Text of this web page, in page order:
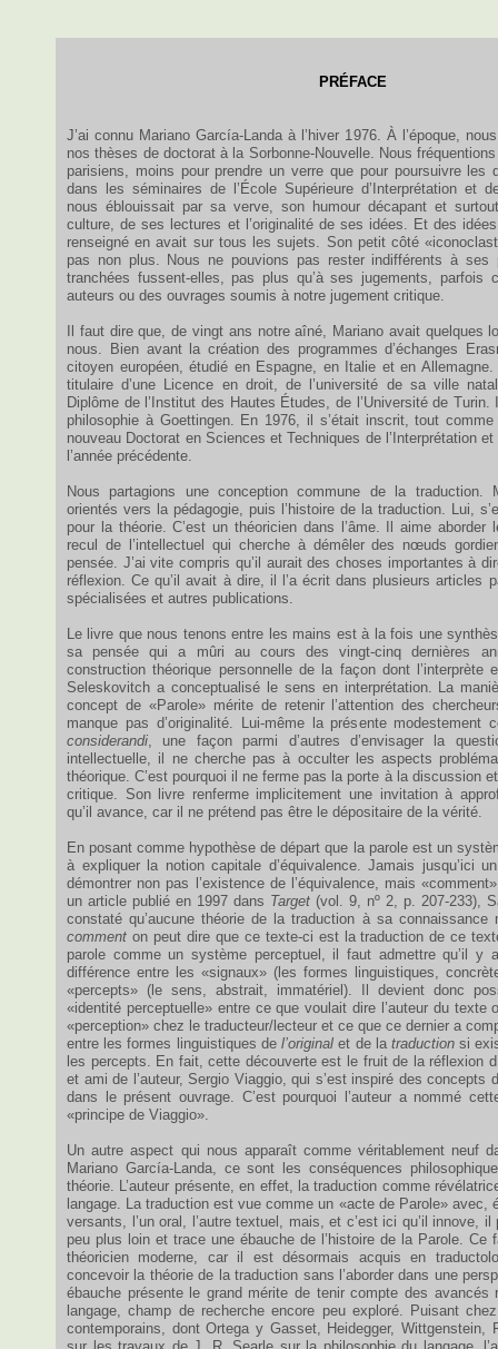
PRÉFACE
J’ai connu Mariano García-Landa à l’hiver 1976. À l’époque,
nos thèses de doctorat à la Sorbonne-Nouvelle. Nous
parisiens, moins pour prendre un verre que pour poursuivre les
dans les séminaires de l’École Supérieure d’Interprétation et
nous éblouissait par sa verve, son humour décapant et
culture, de ses lectures et l’originalité de ses idées. Et des
renseigné en avait sur tous les sujets. Son petit côté
pas non plus. Nous ne pouvions pas rester indifférents à ses
tranchées fussent-elles, pas plus qu’à ses jugements, parfois
auteurs ou des ouvrages soumis à notre jugement critique.
Il faut dire que, de vingt ans notre aîné, Mariano avait quelques
nous. Bien avant la création des programmes d’échanges
citoyen européen, étudié en Espagne, en Italie et en
titulaire d’une Licence en droit, de l’université de sa ville
Diplôme de l’Institut des Hautes Études, de l’Université de
philosophie à Goettingen. En 1976, il s’était inscrit, tout
nouveau Doctorat en Sciences et Techniques de l’Interprétation
l’année précédente.
Nous partagions une conception commune de la traduction.
orientés vers la pédagogie, puis l’histoire de la traduction. Lui,
pour la théorie. C’est un théoricien dans l’âme. Il aime aborder
recul de l’intellectuel qui cherche à démêler des nœuds
pensée. J’ai vite compris qu’il aurait des choses importantes à
réflexion. Ce qu’il avait à dire, il l’a écrit dans plusieurs articles
spécialisées et autres publications.
Le livre que nous tenons entre les mains est à la fois une
sa pensée qui a mûri au cours des vingt-cinq dernières
construction théorique personnelle de la façon dont l’interprète
Seleskovitch a conceptualisé le sens en interprétation. La
concept de «Parole» mérite de retenir l’attention des
manque pas d’originalité. Lui-même la présente modestement
considerandi, une façon parmi d’autres d’envisager la
intellectuelle, il ne cherche pas à occulter les aspects
théorique. C’est pourquoi il ne ferme pas la porte à la discussion
critique. Son livre renferme implicitement une invitation à
qu’il avance, car il ne prétend pas être le dépositaire de la vérité.
En posant comme hypothèse de départ que la parole est un
à expliquer la notion capitale d’équivalence. Jamais jusqu’ici
démontrer non pas l’existence de l’équivalence, mais
un article publié en 1997 dans Target (vol. 9, nº 2, p. 207-233),
constaté qu’aucune théorie de la traduction à sa connaissance
comment on peut dire que ce texte-ci est la traduction de ce
parole comme un système perceptuel, il faut admettre qu’il y
différence entre les «signaux» (les formes linguistiques,
«percepts» (le sens, abstrait, immatériel). Il devient donc
«identité perceptuelle» entre ce que voulait dire l’auteur du texte
«perception» chez le traducteur/lecteur et ce que ce dernier a
entre les formes linguistiques del’original et de la traductionsi
les percepts. En fait, cette découverte est le fruit de la réflexion
et ami de l’auteur, Sergio Viaggio, qui s’est inspiré des concepts
dans le présent ouvrage. C’est pourquoi l’auteur a nommé
«principe de Viaggio».
Un autre aspect qui nous apparaît comme véritablement neuf
Mariano García-Landa, ce sont les conséquences
théorie. L’auteur présente, en effet, la traduction comme
langage. La traduction est vue comme un «acte de Parole» avec,
versants, l’un oral, l’autre textuel, mais, et c’est ici qu’il innove,
peu plus loin et trace une ébauche de l’histoire de la Parole. Ce
théoricien moderne, car il est désormais acquis en
concevoir la théorie de la traduction sans l’aborder dans une
ébauche présente le grand mérite de tenir compte des avancés
langage, champ de recherche encore peu exploré. Puisant
contemporains, dont Ortega y Gasset, Heidegger, Wittgenstein,